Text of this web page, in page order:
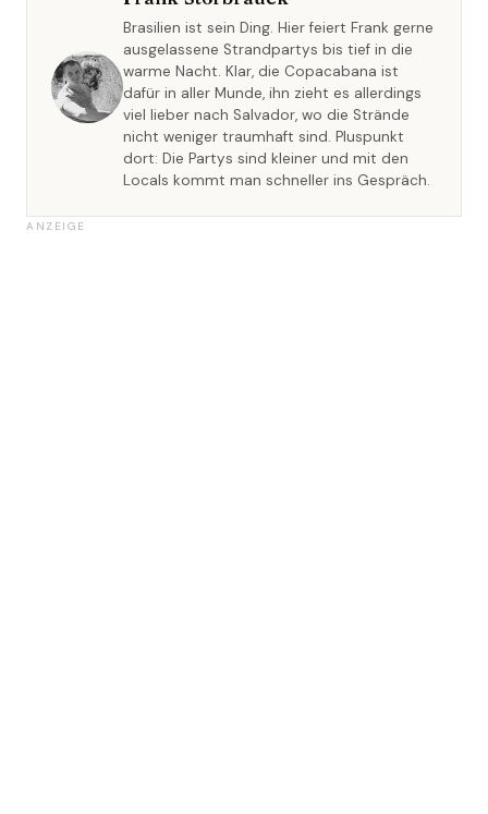
Brasilien ist sein Ding. Hier feiert Frank gerne
ausgelassene Strandpartys bis tief in die
warme Nacht. Klar, die Copacabana ist
dafür in aller Munde, ihn zieht es allerdings
viel lieber nach Salvador, wo die Strände
nicht weniger traumhaft sind. Pluspunkt
dort: Die Partys sind kleiner und mit den
Locals kommt man schneller ins Gespräch.
ANZEIGE